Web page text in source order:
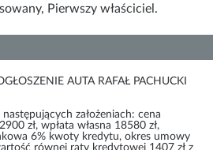
Pierwszy właściciel.
AUTA RAFAŁ PACHUCKI
założeniach: cena
zł, wpłata własna 18580 zł,
6% kwoty kredytu, okres umowy